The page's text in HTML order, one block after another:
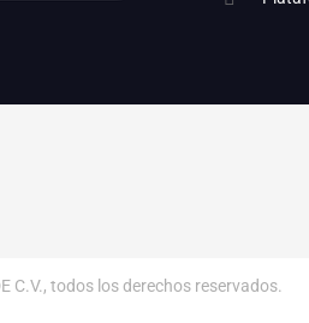
C.V., todos los derechos reservados.